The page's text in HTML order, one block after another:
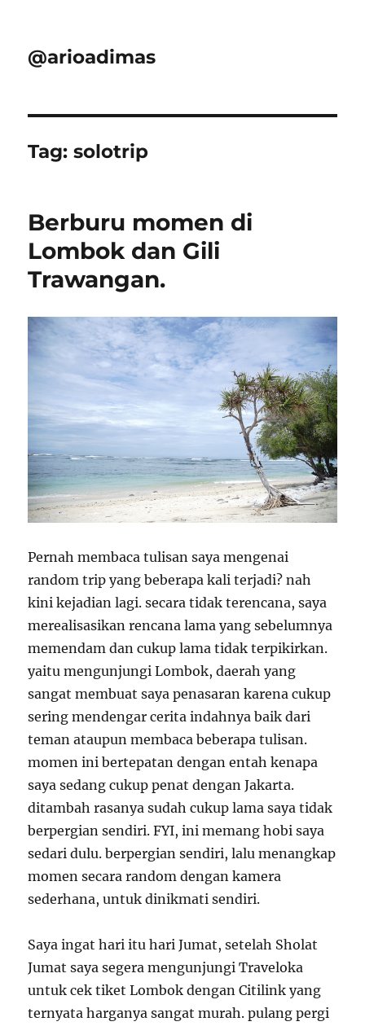
@arioadimas
Tag:solotrip
Berburu momen di
Lombok dan Gili
Trawangan.
Pernah membaca tulisan saya mengenai
random trip yang beberapa kali terjadi? nah
kini kejadian lagi. secara tidak terencana, saya
merealisasikan rencana lama yang sebelumnya
memendam dan cukup lama tidak terpikirkan.
yaitu mengunjungi Lombok, daerah yang
sangat membuat saya penasaran karena cukup
sering mendengar cerita indahnya baik dari
teman ataupun membaca beberapa tulisan.
momen ini bertepatan dengan entah kenapa
saya sedang cukup penat dengan Jakarta.
ditambah rasanya sudah cukup lama saya tidak
berpergian sendiri. FYI, ini memang hobi saya
sedari dulu. berpergian sendiri, lalu menangkap
momen secara random dengan kamera
sederhana, untuk dinikmati sendiri.
Saya ingat hari itu hari Jumat, setelah Sholat
Jumat saya segera mengunjungi Traveloka
untuk cek tiket Lombok dengan Citilink yang
ternyata harganya sangat murah. pulang pergi